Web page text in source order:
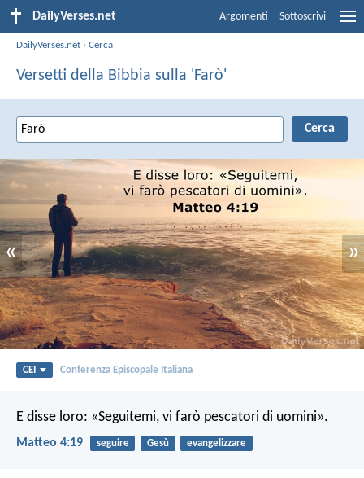
DailyVerses.net Argomenti Sottoscrivi
DailyVerses.net ›Cerca
Versetti della Bibbia sulla 'Farò'
« »
CEI Conferenza Episcopale Italiana
E disse loro: «Seguitemi, vi farò pescatori di uomini».
Matteo 4:19 seguire Gesù evangelizzare